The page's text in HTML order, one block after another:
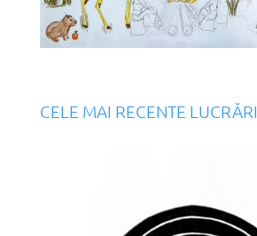
CELE MAI RECENTE LUCRĂRI